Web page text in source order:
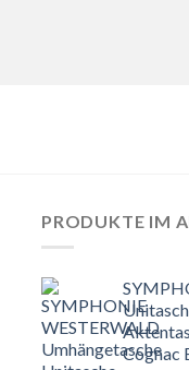
PRODUKTE IM
Cognac